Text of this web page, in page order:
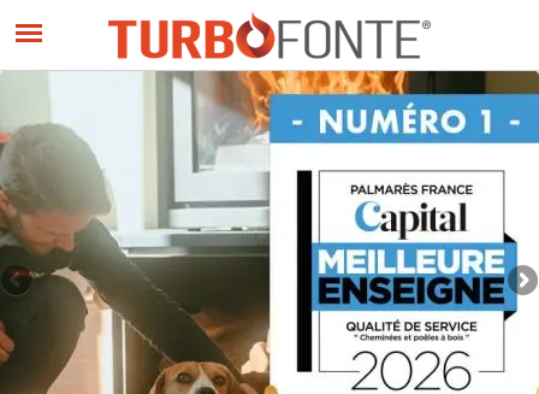
au
contenu